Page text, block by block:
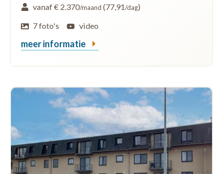
vanaf € 2.370/maand (77,91/dag)
7 foto's
video
meer informatie